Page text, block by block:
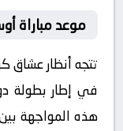
موعد مباراة
تتجه أنظار عشاق
في إطار بطولة
هذه المواجهة